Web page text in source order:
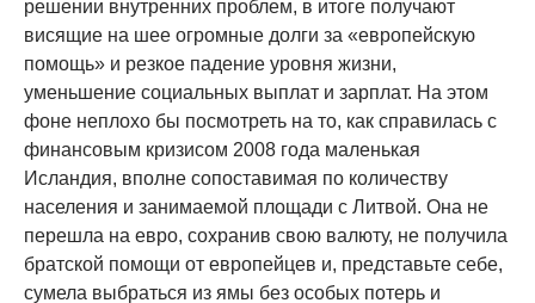
решении внутренних проблем, в итоге получают
висящие на шее огромные долги за «европейскую
помощь» и резкое падение уровня жизни,
уменьшение социальных выплат и зарплат. На этом
фоне неплохо бы посмотреть на то, как справилась с
финансовым кризисом 2008 года маленькая
Исландия, вполне сопоставимая по количеству
населения и занимаемой площади с Литвой. Она не
перешла на евро, сохранив свою валюту, не получила
братской помощи от европейцев и, представьте себе,
сумела выбраться из ямы без особых потерь и